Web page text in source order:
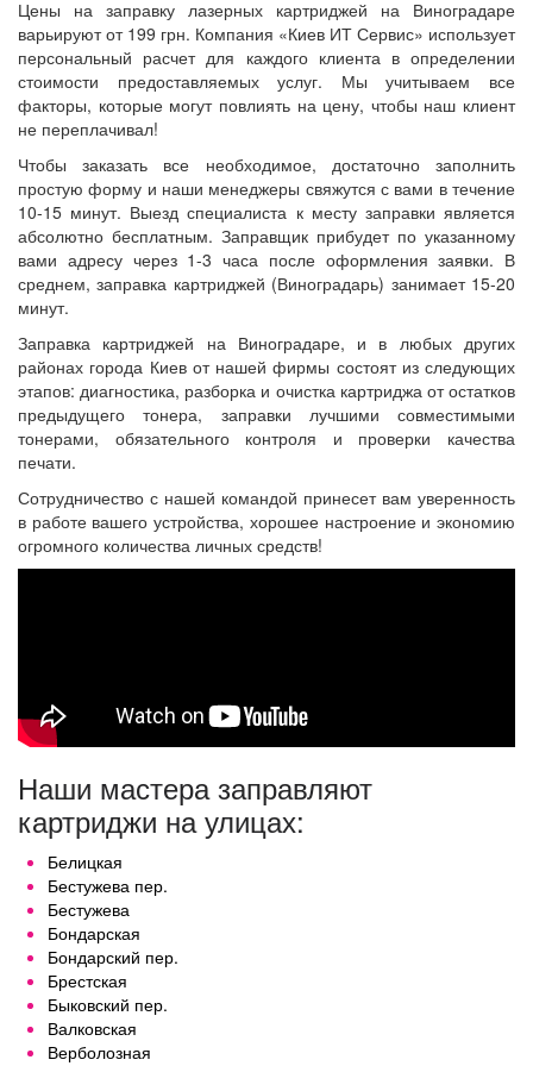
Заправка картриджей Кадетский Гай
Заправка картриджей Корчеватое
Заправка картриджей Рыбальский полуостров
Заправка картриджей Протасов Яр
Заправка картриджей Университетский городок
Заправка картриджей Экспоцентр Украина
Заправка картриджей Ветряные Горы
Заправка картриджей Жуляны
Заправка картриджей Караваевы Дачи
Заправка картриджей Пуща-Водица
Заправка картриджей Быковня
Заправка картриджей Гидропарк
Заправка картриджей Красный хутор
Заправка картриджей Русановские сады
Заправка картриджей Бортничи
Заправка картриджей Петропавловская
Борщаговка
Заправка картриджей Софиевская Борщаговка
Цены на заправку лазерных картриджей на Виноградаре
варьируют от 199 грн. Компания «Киев ИТ Сервис» использует
персональный расчет для каждого клиента в определении
стоимости предоставляемых услуг. Мы учитываем все
факторы, которые могут повлиять на цену, чтобы наш клиент
не переплачивал!
Чтобы заказать все необходимое, достаточно заполнить
простую форму и наши менеджеры свяжутся с вами в течение
10-15 минут. Выезд специалиста к месту заправки является
абсолютно бесплатным. Заправщик прибудет по указанному
вами адресу через 1-3 часа после оформления заявки. В
среднем, заправка картриджей (Виноградарь) занимает 15-20
минут.
Заправка картриджей на Виноградаре, и в любых других
районах города Киев от нашей фирмы состоят из следующих
этапов: диагностика, разборка и очистка картриджа от остатков
предыдущего тонера, заправки лучшими совместимыми
тонерами, обязательного контроля и проверки качества
печати.
Сотрудничество с нашей командой принесет вам уверенность
в работе вашего устройства, хорошее настроение и экономию
огромного количества личных средств!
Наши мастера заправляют
картриджи на улицах:
Белицкая
Бестужева пер.
Бестужева
Бондарская
Бондарский пер.
Брестская
Быковский пер.
Валковская
Верболозная